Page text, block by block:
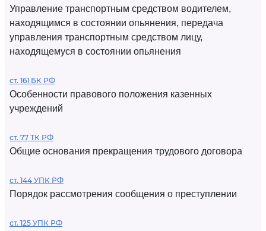
Управление транспортным средством водителем,
находящимся в состоянии опьянения, передача
управления транспортным средством лицу,
находящемуся в состоянии опьянения
ст. 161 БК РФ
Особенности правового положения казенных
учреждений
ст. 77 ТК РФ
Общие основания прекращения трудового договора
ст. 144 УПК РФ
Порядок рассмотрения сообщения о преступлении
ст. 125 УПК РФ